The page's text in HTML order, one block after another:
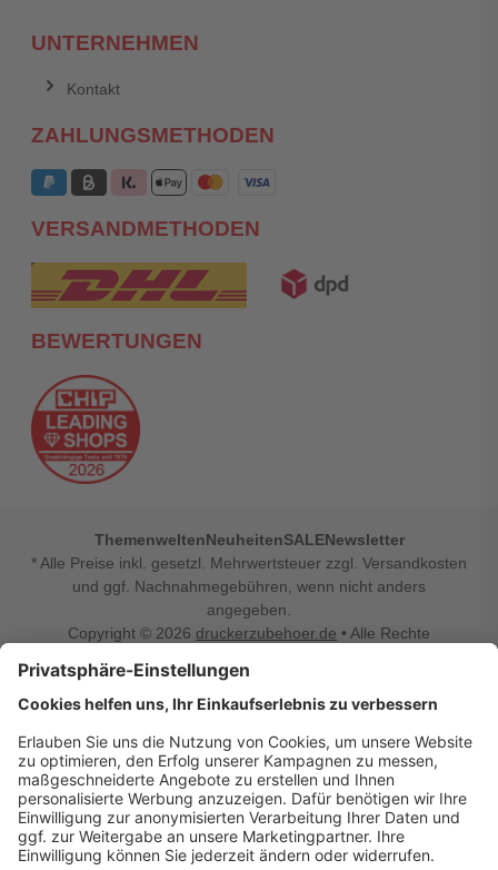
UNTERNEHMEN
Kontakt
ZAHLUNGSMETHODEN
VERSANDMETHODEN
BEWERTUNGEN
ThemenweltenNeuheitenSALENewsletter
* Alle Preise inkl. gesetzl. Mehrwertsteuer zzgl. Versandkosten
und ggf. Nachnahmegebühren, wenn nicht anders
angegeben.
Copyright © 2026 druckerzubehoer.de • Alle Rechte
Vertrag widerrufen
Druckerzubehoer.de – preiswerte Qualität für Ihr Office
Sie sind auf der Suche nach dem passenden Druckerzubehör
oder Zubehör für das Büro, den Computer oder Ihr
Smartphone? Dann sind Sie bei Druckerzubehoer.de genau
richtig! Unser breites Sortiment bietet unter anderem Tinte
und Toner für alle gängigen Druckermodelle – großer sowie
kleiner Hersteller. Zugleich sind wir Ihr Online Fachhandel für